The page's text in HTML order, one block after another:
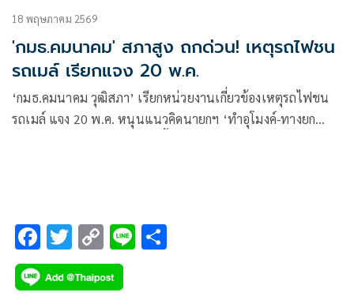
18 พฤษภาคม 2569
'กมธ.คมนาคม' สภาสูง ถกด่วน! เหตุรถไฟชน
รถเมล์ เรียกแจง 20 พ.ค.
‘กมธ.คมนาคม วุฒิสภา’ เรียกหน่วยงานเกี่ยวข้องเหตุรถไฟชน
รถเมล์ แจง 20 พ.ค. หนุนแนวคิดนายกฯ ‘ทำอุโมงค์-ทางยก
F
ac
e
T
wi
tt
C
o
p
Li